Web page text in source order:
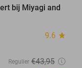
bij Miyagi and
9.6 star
Regulier €43,95